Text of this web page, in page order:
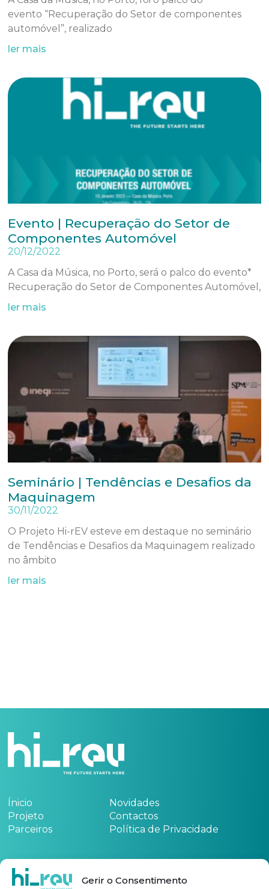
Gerir o Consentimento
evento “Recuperação do Setor de componentes
automóvel”, realizado
ler mais
Evento | Recuperação do Setor de
Componentes Automóvel
20/12/2022
A Casa da Música, no Porto, será o palco do evento*
Recuperação do Setor de Componentes Automóvel,
ler mais
Seminário | Tendências e Desafios da
Maquinagem
30/11/2022
O Projeto Hi-rEV esteve em destaque no seminário
de Tendências e Desafios da Maquinagem realizado
no âmbito
ler mais
Ínicio
Projeto
Parceiros
Novidades
Contactos
Política de Privacidade
Financiado por: